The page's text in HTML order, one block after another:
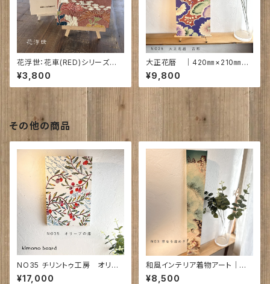
花浮世：花車(RED)シリーズ｜
小さな身にキモノボード150角
です
¥3,800
大正花暦 ｜420㎜×210㎜×2
2㎜ 古布
¥9,800
その他の商品
NO35 チリントゥ工房 オリー
ブの渚 360㎜×250㎜×28㎜
¥17,000
和風インテリア着物アート｜雅
なる煌めき 720×95×18㎜
¥8,500